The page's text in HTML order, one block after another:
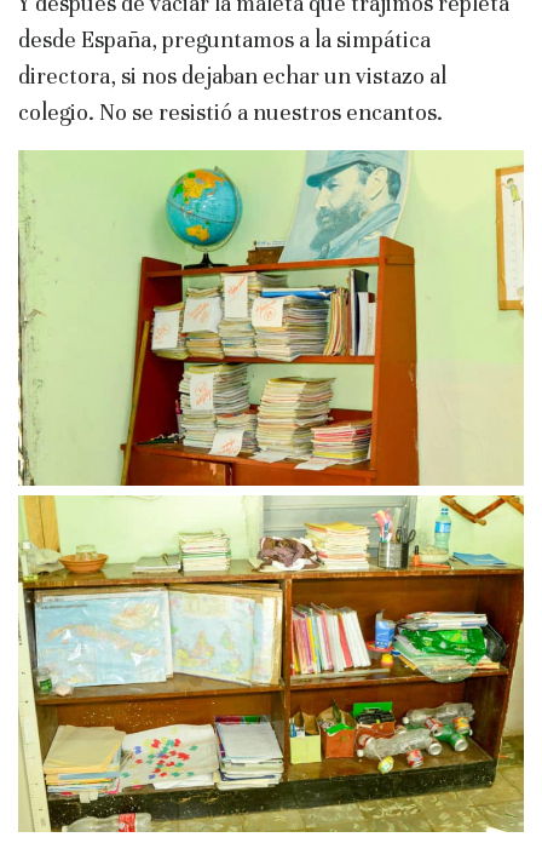
desde España, preguntamos a la simpática
directora, si nos dejaban echar un vistazo al
colegio. No se resistió a nuestros encantos.